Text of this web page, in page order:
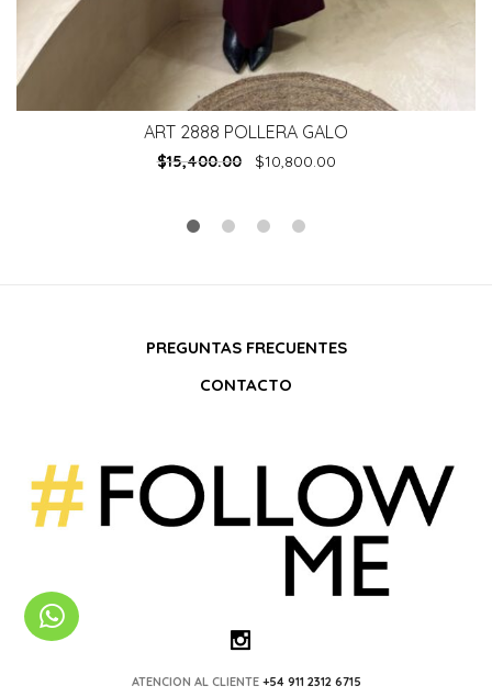
ART 2888 POLLERA GALO
$15,400.00 $10,800.00
PREGUNTAS FRECUENTES
CONTACTO
ATENCION AL CLIENTE +54 911 2312 6715